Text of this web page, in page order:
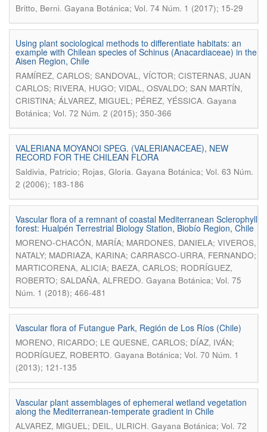
Britto, Berni. Gayana Botánica; Vol. 74 Núm. 1 (2017); 15-29
Using plant sociological methods to differentiate habitats: an
example with Chilean species of Schinus (Anacardiaceae) in the
Aisen Region, Chile
RAMÍREZ, CARLOS; SANDOVAL, VÍCTOR; CISTERNAS, JUAN
CARLOS; RIVERA, HUGO; VIDAL, OSVALDO; SAN MARTÍN,
CRISTINA; ÁLVAREZ, MIGUEL; PÉREZ, YÉSSICA. Gayana
Botánica; Vol. 72 Núm. 2 (2015); 350-366
VALERIANA MOYANOI SPEG. (VALERIANACEAE), NEW
RECORD FOR THE CHILEAN FLORA
Saldivia, Patricio; Rojas, Gloria. Gayana Botánica; Vol. 63 Núm.
2 (2006); 183-186
Vascular flora of a remnant of coastal Mediterranean Sclerophyll
forest: Hualpén Terrestrial Biology Station, Biobío Region, Chile
MORENO-CHACÓN, MARÍA; MARDONES, DANIELA; VIVEROS,
NATALY; MADRIAZA, KARINA; CARRASCO-URRA, FERNANDO;
MARTICORENA, ALICIA; BAEZA, CARLOS; RODRÍGUEZ,
ROBERTO; SALDAÑA, ALFREDO. Gayana Botánica; Vol. 75
Núm. 1 (2018); 466-481
Vascular flora of Futangue Park, Región de Los Ríos (Chile)
MORENO, RICARDO; LE QUESNE, CARLOS; DÍAZ, IVÁN;
RODRÍGUEZ, ROBERTO. Gayana Botánica; Vol. 70 Núm. 1
(2013); 121-135
Vascular plant assemblages of ephemeral wetland vegetation
along the Mediterranean-temperate gradient in Chile
ALVAREZ, MIGUEL; DEIL, ULRICH. Gayana Botánica; Vol. 72